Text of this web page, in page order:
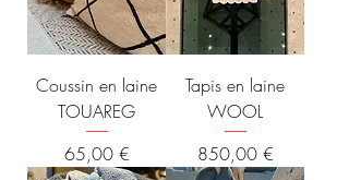
Coussin en laine
TOUAREG
Prix
65,00 €
Tapis en laine
WOOL
Prix
850,00 €